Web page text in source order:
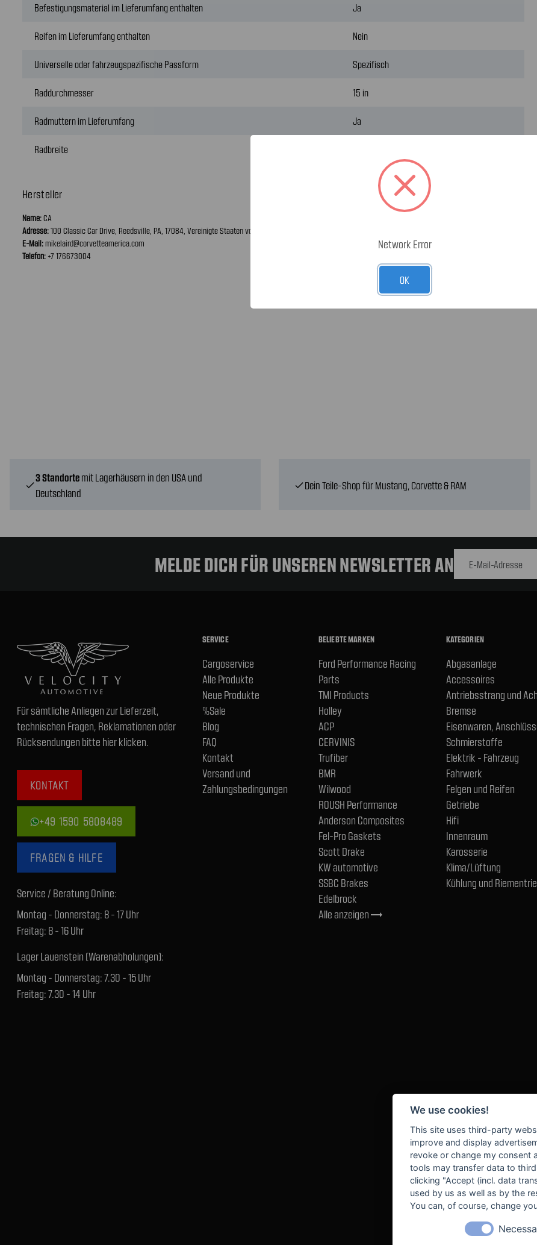
Befestigungsmaterial im Lieferumfang enthalten Ja
Reifen im Lieferumfang enthalten Nein
Universelle oder fahrzeugspezifische Passform Spezifisch
Raddurchmesser 15 in
Radmuttern im Lieferumfang Ja
Radbreite
Hersteller
Name:CA
Adresse:100 Classic Car Drive, Reedsville, PA, 17084, Vereinigte Staaten von Amerika
E-Mail:mikelaird@corvetteamerica.com
Telefon: +7 176673004
check
3 Standorte mit Lagerhäusern in den USA und
Deutschland
checkDein Teile-Shop für Mustang, Corvette & RAM
MELDE DICH FÜR UNSEREN NEWSLETTER AN
Für sämtliche Anliegen zur Lieferzeit,
technischen Fragen, Reklamationen oder
Rücksendungen bitte hier klicken.
KONTAKT
+49 1590 5808489
FRAGEN & HILFE
Service / Beratung Online:
Montag - Donnerstag: 8 - 17 Uhr
Freitag: 8 - 16 Uhr
Lager Lauenstein (Warenabholungen):
Montag - Donnerstag: 7.30 - 15 Uhr
Freitag: 7.30 - 14 Uhr
SERVICE
Cargoservice
Alle Produkte
Neue Produkte
%Sale
Blog
FAQ
Kontakt
Versand und
Zahlungsbedingungen
BELIEBTE MARKEN
Ford Performance Racing
Parts
TMI Products
Holley
ACP
CERVINIS
Trufiber
BMR
Wilwood
ROUSH Performance
Anderson Composites
Fel-Pro Gaskets
Scott Drake
KW automotive
SSBC Brakes
Edelbrock
Alle anzeigentrending_flat
KATEGORIEN
Abgasanlage
Accessoires
Antriebsstrang und
Bremse
Eisenwaren,
Schmierstoffe
Elektrik - Fahrzeug
Fahrwerk
Felgen und Reifen
Getriebe
Hifi
Innenraum
Karosserie
Klima/Lüftung
Kühlung und
Network Error
OK
We use cookies!
This site uses third-party
improve and display
revoke or change my consent
tools may transfer data to
clicking "Accept (incl. data
used by us as well as by the
You can, of course, change